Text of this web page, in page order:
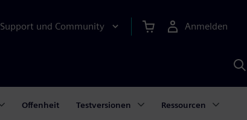
Support und Community Anmelden
KI
Offenheit Testversionen Ressourcen